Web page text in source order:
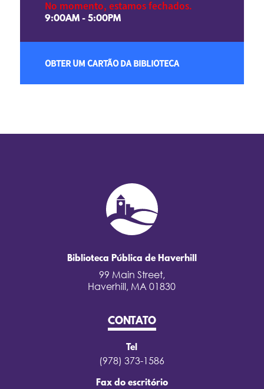
No momento, estamos fechados.
9:00AM - 5:00PM
OBTER UM CARTÃO DA BIBLIOTECA
Biblioteca Pública de Haverhill
99 Main Street,
Haverhill, MA 01830
CONTATO
Tel
(978) 373-1586
Fax do escritório